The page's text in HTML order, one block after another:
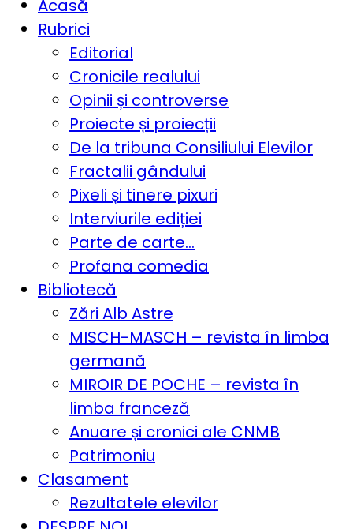
Acasă
Rubrici
Editorial
Cronicile realului
Opinii și controverse
Proiecte și proiecții
De la tribuna Consiliului Elevilor
Fractalii gândului
Pixeli și tinere pixuri
Interviurile ediției
Parte de carte…
Profana comedia
Bibliotecă
Zări Alb Astre
MISCH-MASCH – revista în limba
germană
MIROIR DE POCHE – revista în
limba franceză
Anuare și cronici ale CNMB
Patrimoniu
Clasament
Rezultatele elevilor